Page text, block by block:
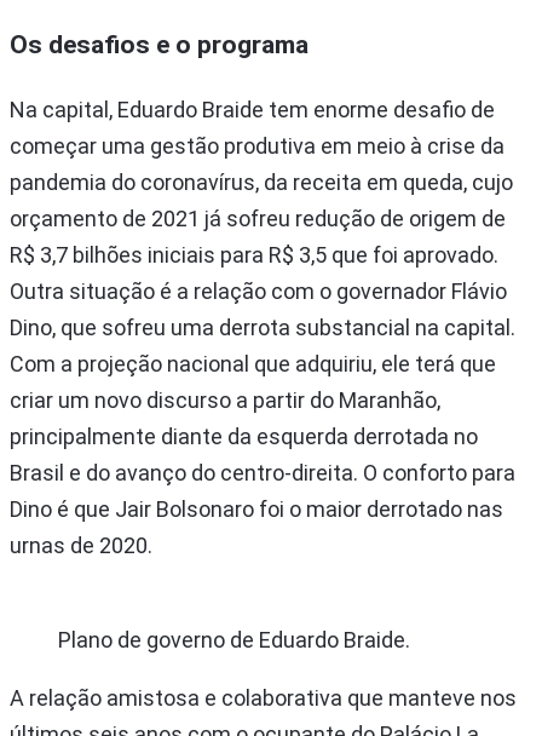
Os desafios e o programa
Na capital, Eduardo Braide tem enorme desafio de
começar uma gestão produtiva em meio à crise da
pandemia do coronavírus, da receita em queda, cujo
orçamento de 2021 já sofreu redução de origem de
R$ 3,7 bilhões iniciais para R$ 3,5 que foi aprovado.
Outra situação é a relação com o governador Flávio
Dino, que sofreu uma derrota substancial na capital.
Com a projeção nacional que adquiriu, ele terá que
criar um novo discurso a partir do Maranhão,
principalmente diante da esquerda derrotada no
Brasil e do avanço do centro-direita. O conforto para
Dino é que Jair Bolsonaro foi o maior derrotado nas
urnas de 2020.
Plano de governo de Eduardo Braide.
A relação amistosa e colaborativa que manteve nos